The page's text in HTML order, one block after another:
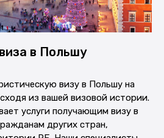
в Польшу
визу в Польшу на
из вашей визовой истории.
услуги получающим визу в
других стран,